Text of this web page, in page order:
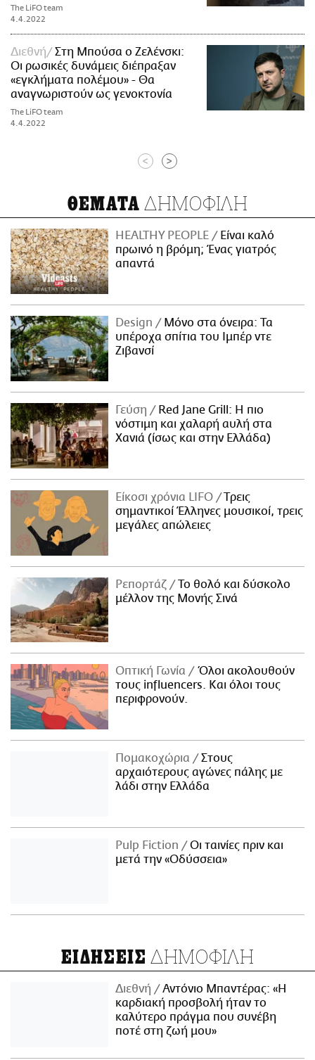
The LiFO team
4.4.2022
Διεθνή
Στη Μπούσα ο Ζελένσκι:
Οι ρωσικές δυνάμεις διέπραξαν
«εγκλήματα πολέμου» - Θα
αναγνωριστούν ως γενοκτονία
The LiFO team
4.4.2022
< >
ΘΕΜΑΤΑ ΔΗΜΟΦΙΛΗ
HEALTHY PEOPLE
Είναι καλό
πρωινό η βρόμη; Ένας γιατρός
απαντά
Design
Μόνο στα όνειρα: Τα
υπέροχα σπίτια του Ιμπέρ ντε
Ζιβανσί
Γεύση
Red Jane Grill: Η πιο
νόστιμη και χαλαρή αυλή στα
Χανιά (ίσως και στην Ελλάδα)
Είκοσι χρόνια LIFO
Tρεις
σημαντικοί Έλληνες μουσικοί, τρεις
μεγάλες απώλειες
Ρεπορτάζ
Το θολό και δύσκολο
μέλλον της Μονής Σινά
Οπτική Γωνία
Όλοι ακολουθούν
τους influencers. Και όλοι τους
περιφρονούν.
Πομακοχώρια
Στους
αρχαιότερους αγώνες πάλης με
λάδι στην Ελλάδα
Pulp Fiction
Οι ταινίες πριν και
μετά την «Οδύσσεια»
ΕΙΔΗΣΕΙΣ ΔΗΜΟΦΙΛΗ
Διεθνή
Αντόνιο Μπαντέρας: «Η
καρδιακή προσβολή ήταν το
καλύτερο πράγμα που συνέβη
ποτέ στη ζωή μου»